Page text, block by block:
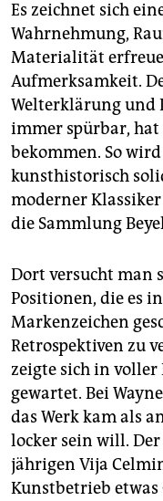
genossenschaft
epaper login
Es zeichnet sich
Wahrnehmung,
Materialität
Aufmerksamkeit.
Welterklärung und
immer spürbar,
bekommen. So
kunsthistorisch
moderner
die Sammlung
Dort versucht man
Positionen, die es
Markenzeichen
Retrospektiven zu
zeigte sich in
gewartet. Bei
das Werk kam als
locker sein will.
jährigen Vija
Kunstbetrieb etwas